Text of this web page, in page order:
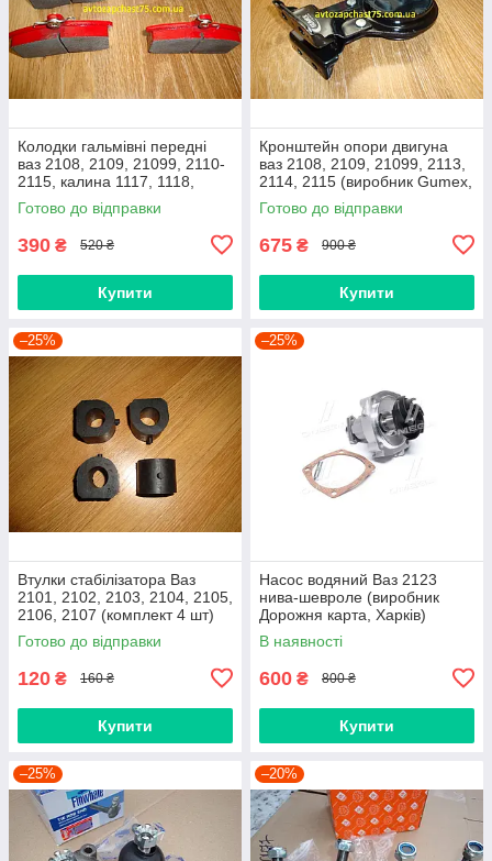
Колодки гальмівні передні
ваз 2108, 2109, 21099, 2110-
2115, калина 1117, 1118,
1119, приора 2170 (Raf,
Латвія)
Готово до відправки
390 ₴ 520 ₴
Купити
Кронштейн опори двигуна
ваз 2108, 2109, 21099, 2113,
2114, 2115 (виробник Gumex,
Польща)
Готово до відправки
675 ₴ 900 ₴
Купити
–25%
Втулки стабілізатора Ваз
2101, 2102, 2103, 2104, 2105,
2106, 2107 (комплект 4 шт)
виробник Gumex, Польща
Готово до відправки
120 ₴ 160 ₴
Купити
–25%
Насос водяний Ваз 2123
нива-шевроле (виробник
Дорожня карта, Харків)
В наявності
600 ₴ 800 ₴
Купити
–25% –20%